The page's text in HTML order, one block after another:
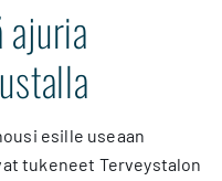
esille useaan
tukeneet Terveystalon